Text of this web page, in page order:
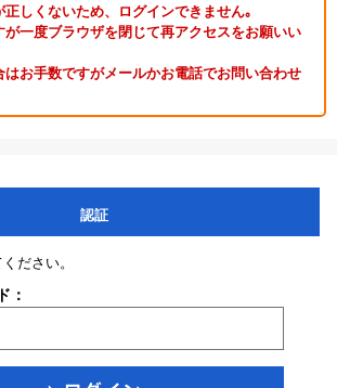
しくないため、ログインできません｡
が一度ブラウザを閉じて再アクセスをお願いい
はお手数ですがメールかお電話でお問い合わせ
認証
ださい。
：